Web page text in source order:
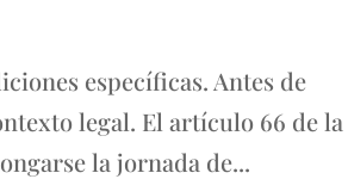
específicas. Antes de
legal. El artículo 66 de la
la jornada de...